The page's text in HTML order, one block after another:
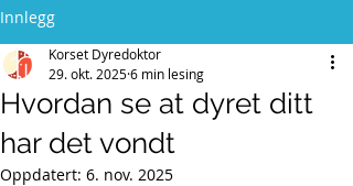
Innlegg
Hvordan se at dyret ditt
har det vondt
Korset Dyredoktor
29. okt. 20256 min lesing
Oppdatert: 6. nov. 2025